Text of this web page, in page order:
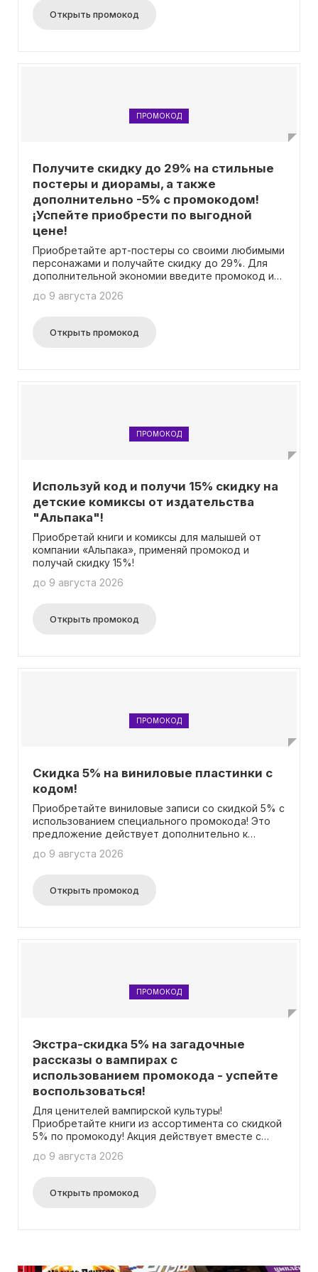
другими скидками. Один промокод может быть
использован одним клиентом. Акция не
Открыть промокод
ПРОМОКОД
Получите скидку до 29% на стильные
постеры и диорамы, а также
дополнительно -5% с промокодом!
¡Успейте приобрести по выгодной
цене!
Приобретайте арт-постеры со своими любимыми
персонажами и получайте скидку до 29%. Для
дополнительной экономии введите промокод и
воспользоваться промокодом только один раз.
до 9 августа 2026
Открыть промокод
ПРОМОКОД
Используй код и получи 15% скидку на
детские комиксы от издательства
"Альпака"!
Приобретай книги и комиксы для малышей от
компании «Альпака», применяй промокод и
получай скидку 15%!
до 9 августа 2026
Открыть промокод
ПРОМОКОД
Скидка 5% на виниловые пластинки с
кодом!
Приобретайте виниловые записи со скидкой 5% с
использованием специального промокода! Это
предложение действует дополнительно к
что каждый клиент может воспользоваться
распространяется на товары доступные для
предзаказа. Приятных вам покупок и приятного
до 9 августа 2026
Открыть промокод
ПРОМОКОД
Экстра-скидка 5% на загадочные
рассказы о вампирах с
использованием промокода - успейте
воспользоваться!
Для ценителей вампирской культуры!
Приобретайте книги из ассортимента со скидкой
5% по промокоду! Акция действует вместе с
использование кода. Предложение не
покупок!
до 9 августа 2026
Открыть промокод